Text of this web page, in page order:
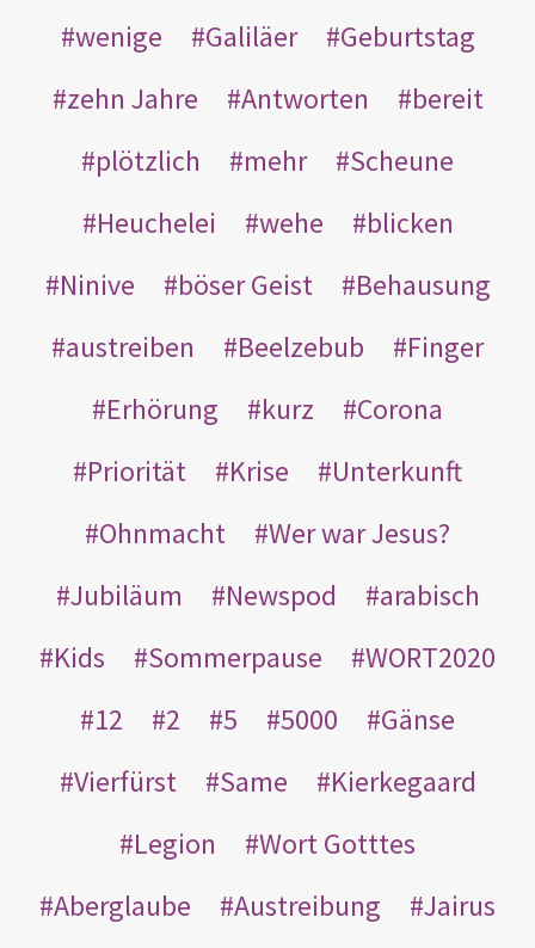
wenige Galiläer
Geburtstag
zehn Jahre
Antworten
bereit
plötzlich
mehr
Scheune
Heuchelei
wehe
blicken
Ninive
böser Geist
Behausung
austreiben
Beelzebub
Finger
Erhörung
kurz
Corona
Priorität
Krise
Unterkunft
Ohnmacht
Wer war Jesus?
Jubiläum
Newspod
arabisch
Kids
Sommerpause
WORT2020
12
2 5 5000
Gänse
Vierfürst
Same
Kierkegaard
Legion
Wort Gotttes
Aberglaube
Austreibung
Jairus